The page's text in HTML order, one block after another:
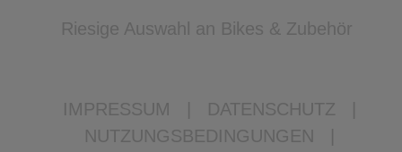
Riesige Auswahl an Bikes & Zubehör
IMPRESSUM DATENSCHUTZ
NUTZUNGSBEDINGUNGEN